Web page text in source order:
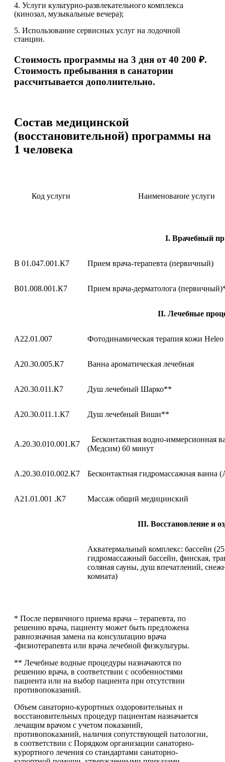
4. Услуги культурно-развлекательного комплекса
(кинозал, музыкальные вечера);
5. Использование сервисных услуг на лодочной
станции.
Стоимость программы на 3 дня от40 200 ₽.
Стоимость пребывания в санатории
рассчитывается дополнительно.
Состав медицинской
(восстановительной) программы на
1 человека
Код услуги Наименование услуги
I. Врачебный
В 01.047.001.К7 Прием врача-терапевта (первичный)
В01.008.001.К7 Прием врача-дерматолога
II. Лечебные
A22.01.007 Фотодинамическая терапия кожи
A20.30.005.К7 Ванна ароматическая лечебная
A20.30.011.К7 Душ лечебный Шарко**
A20.30.011.1.К7 Душ лечебный Виши**
А.20.30.010.001.К7
Бесконтактная водно-иммерсионная
(Медсим) 60 минут
А.20.30.010.002.К7 Бесконтактная гидромассажная ванна
A21.01.001 .К7 Массаж общий медицинский
III. Восстановление и
Акватермальный комплекс: бассейн
гидромассажный бассейн, финская,
соляная сауны, душ впечатлений,
комната)
* После первичного приема врача – терапевта, по
решению врача, пациенту может быть предложена
равнозначная замена на консультацию врача
-физиотерапевта или врача лечебной физкультуры.
** Лечебные водные процедуры назначаются по
решению врача, в соответствии с особенностями
пациента или на выбор пациента при отсутствии
противопоказаний.
Объем санаторно-курортных оздоровительных и
восстановительных процедур пациентам назначается
лечащим врачом с учетом показаний,
противопоказаний, наличия сопутствующей патологии,
в соответствии с Порядком организации санаторно-
курортного лечения со стандартами санаторно-